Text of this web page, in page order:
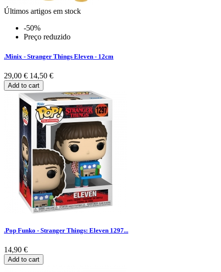
Últimos artigos em stock
-50%
Preço reduzido
.Minix - Stranger Things Eleven - 12cm
29,00 € 14,50 €
Add to cart
.Pop Funko - Stranger Things: Eleven 1297...
14,90 €
Add to cart